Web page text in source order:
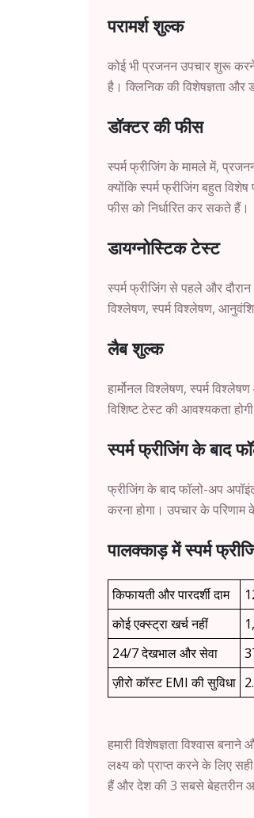
परामर्श शुल्क
कोई भी प्रजनन उपचार शुरू
है। क्लिनिक की विशेषज्ञता और
डॉक्टर की फीस
स्पर्म फ्रीजिंग के मामले में,
क्योंकि स्पर्म फ्रीजिंग बहुत
फीस को निर्धारित कर सकते हैं।
डायग्नोस्टिक टेस्ट
स्पर्म फ्रीजिंग से पहले और
विश्लेषण, स्पर्म विश्लेषण,
लैब शुल्क
हार्मोनल विश्लेषण, स्पर्म
विशिष्ट टेस्ट की आवश्यकता
स्पर्म फ्रीजिंग के बाद
फ्रीजिंग के बाद फॉलो-अप
करना होगा। उपचार के
पालक्काड़ में स्पर्म
किफायती और पारदर्शी दाम
कोई एक्स्ट्रा खर्च नहीं
24/7 देखभाल और सेवा
ज़ीरो कॉस्ट EMI की सुविधा
हमारी विशेषज्ञता विश्वास
लक्ष्य को प्राप्त करने के लिए
हैं और देश की 3 सबसे बेहतरीन